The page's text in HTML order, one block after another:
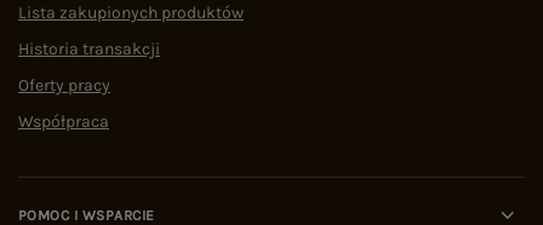
Lista zakupionych produktów
Historia transakcji
Oferty pracy
Współpraca
POMOC I WSPARCIE